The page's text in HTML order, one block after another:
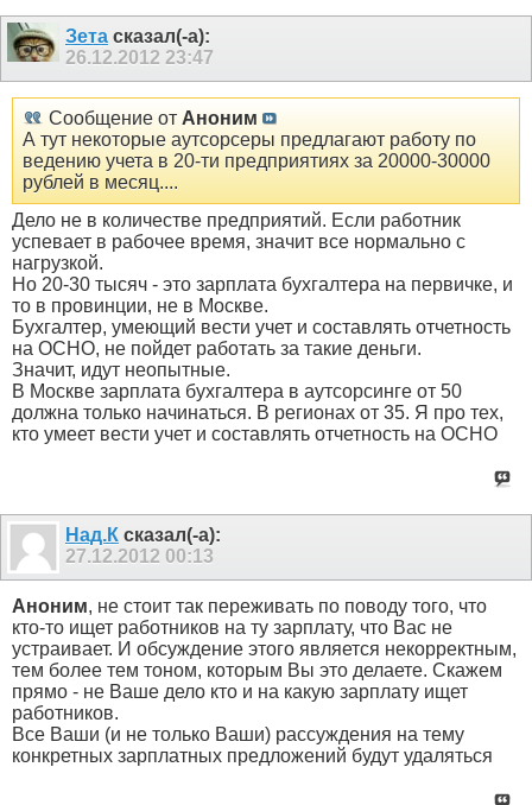
Зета сказал(-а):
26.12.2012 23:47
Сообщение от Аноним
А тут некоторые аутсорсеры предлагают работу по
ведению учета в 20-ти предприятиях за 20000-30000
рублей в месяц....
Дело не в количестве предприятий. Если работник
успевает в рабочее время, значит все нормально с
нагрузкой.
Но 20-30 тысяч - это зарплата бухгалтера на первичке, и
то в провинции, не в Москве.
Бухгалтер, умеющий вести учет и составлять отчетность
на ОСНО, не пойдет работать за такие деньги.
Значит, идут неопытные.
В Москве зарплата бухгалтера в аутсорсинге от 50
должна только начинаться. В регионах от 35. Я про тех,
кто умеет вести учет и составлять отчетность на ОСНО
Над.К сказал(-а):
27.12.2012 00:13
Аноним, не стоит так переживать по поводу того, что
кто-то ищет работников на ту зарплату, что Вас не
устраивает. И обсуждение этого является некорректным,
тем более тем тоном, которым Вы это делаете. Скажем
прямо - не Ваше дело кто и на какую зарплату ищет
работников.
Все Ваши (и не только Ваши) рассуждения на тему
конкретных зарплатных предложений будут удаляться